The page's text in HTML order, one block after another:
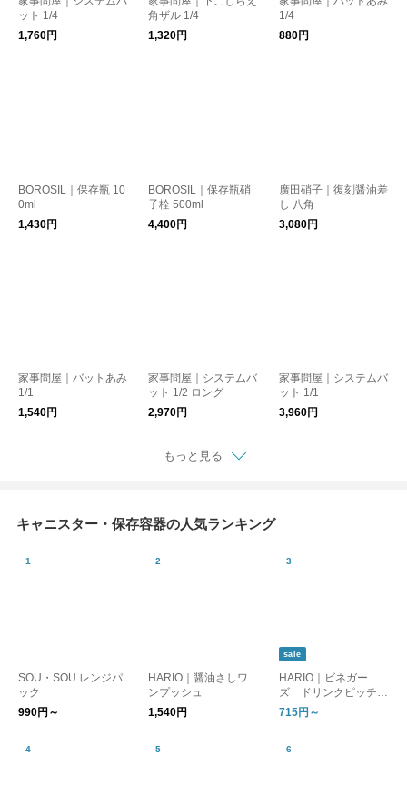
ット 1/4
1,760円
角ザル 1/4
1,320円
1/4
880円
BOROSIL｜保存瓶 10
0ml
1,430円
BOROSIL｜保存瓶硝
子栓 500ml
4,400円
廣田硝子｜復刻醤油差
し 八角
3,080円
家事問屋｜バットあみ
1/1
1,540円
家事問屋｜システムバ
ット 1/2 ロング
2,970円
家事問屋｜システムバ
ット 1/1
3,960円
もっと見る
キャニスター・保存容器の人気ランキング
SOU・SOU レンジパ
ック
990円～
HARIO｜醤油さしワ
ンプッシュ
1,540円
sale
HARIO｜ビネガー
ズ ドリンクピッチャ
ー／フルーツポット
715円～